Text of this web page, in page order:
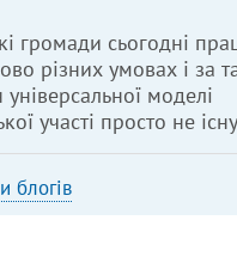
громади сьогодні
різних умовах і за
універсальної моделі
участі просто не
блогів